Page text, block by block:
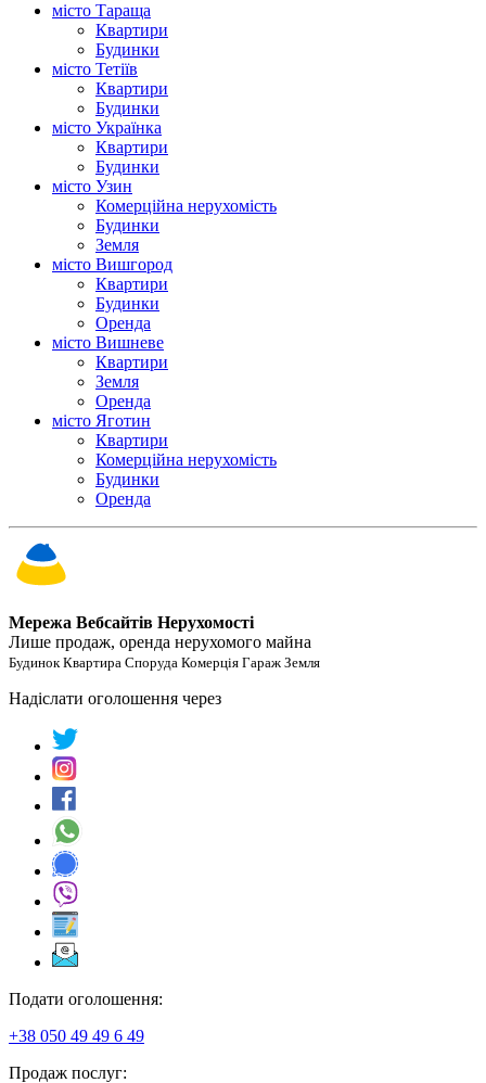
місто Тараща
Квартири
Будинки
місто Тетіїв
Квартири
Будинки
місто Українка
Квартири
Будинки
місто Узин
Комерційна нерухомість
Будинки
Земля
місто Вишгород
Квартири
Будинки
Оренда
місто Вишневе
Квартири
Земля
Оренда
місто Яготин
Квартири
Комерційна нерухомість
Будинки
Оренда
Мережа Вебсайтів Нерухомості
Лише продаж, оренда нерухомого майна
Будинок Квартира Споруда Комерція Гараж Земля
Надіслати оголошення через
Подати оголошення:
+38 050 49 49 6 49
Продаж послуг: